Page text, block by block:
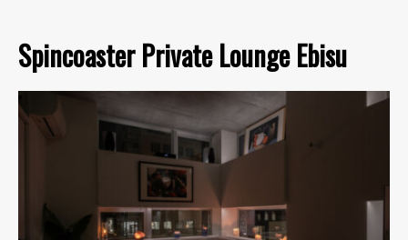
Spincoaster Private Lounge Ebisu